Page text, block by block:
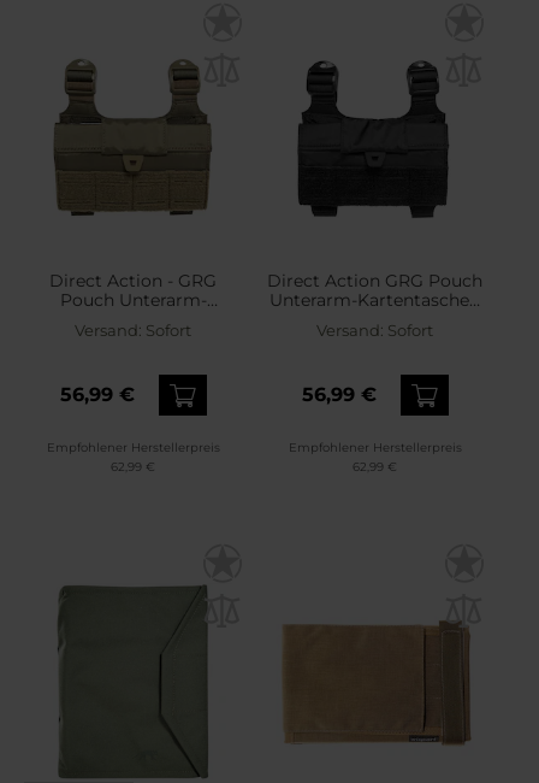
Direct Action - GRG
Pouch Unterarm-
Kartentasche - Adaptive
Green
Versand: Sofort
56,99 €
Empfohlener Herstellerpreis
62,99 €
Direct Action GRG Pouch
Unterarm-Kartentasche -
Versand: Sofort
56,99 €
Empfohlener Herstellerpreis
62,99 €